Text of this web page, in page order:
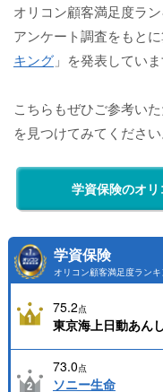
オリコン顧客満足度ラ
アンケート調査をもと
キング 」を発表していま
こちらもぜひご参考い
を見つけてみてください
学資保険のオ
学資保険
オリコン顧客満足度ラン
75.2点
東京海上日動あん
73.0点
ソニー生命